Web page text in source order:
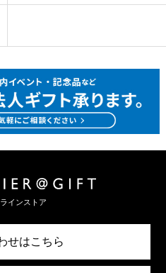
インストア
せはこちら